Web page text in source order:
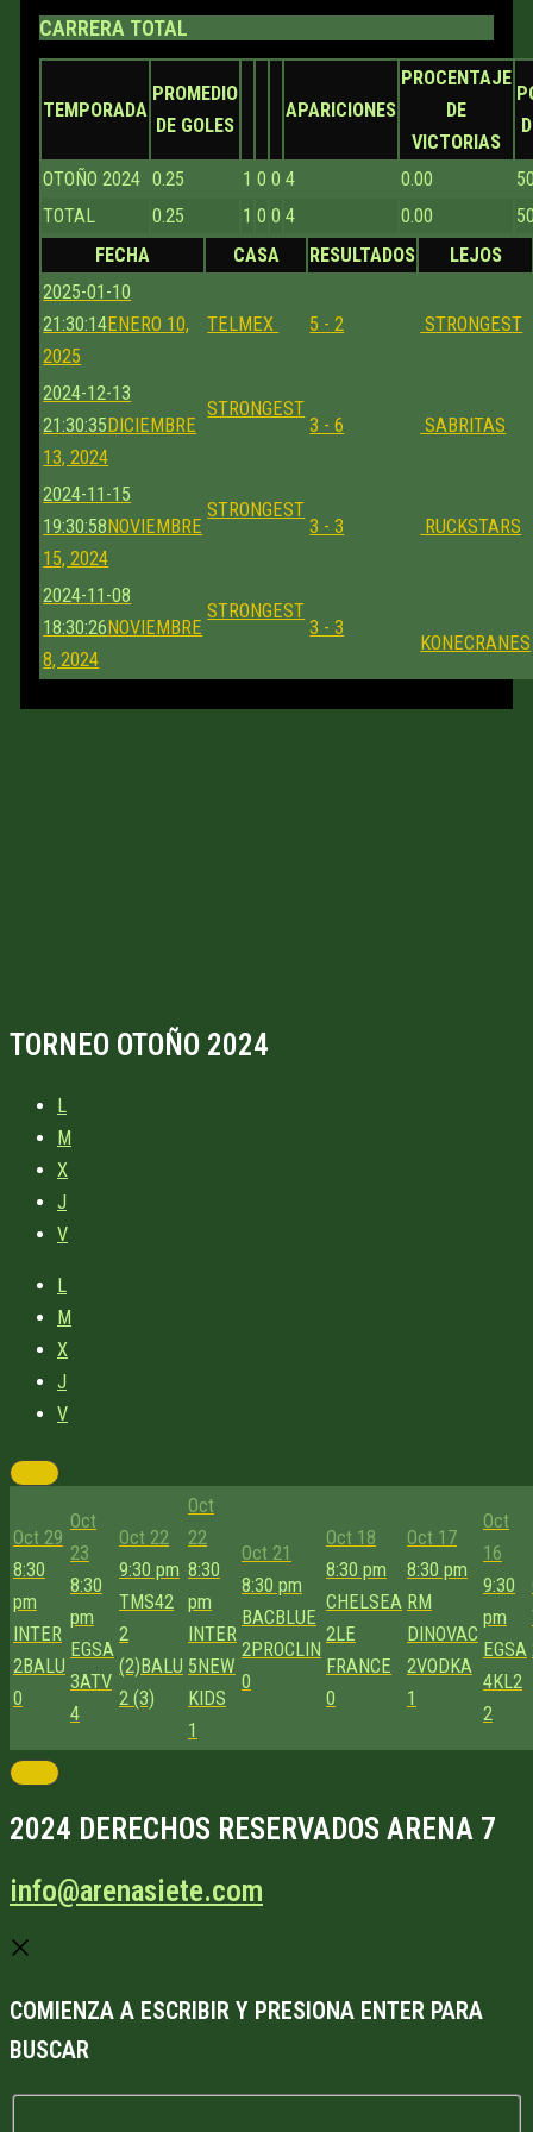
CARRERA TOTAL
TEMPORADA
PROMEDIO
DE GOLES
APARICIONES
PROCENTAJE
DE
VICTORIAS
OTOÑO 2024 0.25 1 0 0 4 0.00
TOTAL
0.25 1 0 0 4 0.00
FECHA
CASA RESULTADOS
LEJOS
2025-01-10
21:30:14ENERO 10,
2025
TELMEX 5 - 2 STRONGEST
2024-12-13
21:30:35DICIEMBRE
13, 2024
STRONGEST
3 - 6 SABRITAS
2024-11-15
19:30:58NOVIEMBRE
15, 2024
STRONGEST
3 - 3 RUCKSTARS
2024-11-08
18:30:26NOVIEMBRE
8, 2024
STRONGEST
3 - 3
KONECRANES
TORNEO OTOÑO 2024
L
M
X
J
V
L
M
X
J
V
Oct 29
8:30
pm
INTER
2BALU
0
Oct
23
8:30
pm
EGSA
3ATV
4
Oct 22
9:30 pm
TMS42
2
(2)BALU
2 (3)
Oct
22
8:30
pm
INTER
5NEW
KIDS
1
Oct 21
8:30 pm
BACBLUE
2PROCLIN
0
Oct 18
8:30 pm
CHELSEA
2LE
FRANCE
0
Oct 17
8:30 pm
RM
DINOVAC
2VODKA
1
Oct
16
9:30
pm
EGSA
4KL2
2
2024 DERECHOS RESERVADOS ARENA 7
info@arenasiete.com
COMIENZA A ESCRIBIR Y PRESIONA ENTER PARA
BUSCAR